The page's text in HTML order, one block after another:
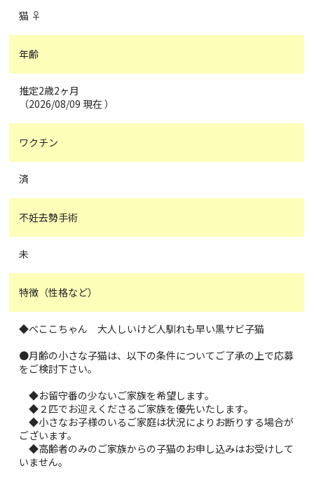
猫 ♀
年齢
推定2歳2ヶ月
（2026/08/09 現在 ）
ワクチン
済
不妊去勢手術
未
特徴（性格など）
◆べここちゃん 大人しいけど人馴れも早い黒サビ子猫
●月齢の小さな子猫は、以下の条件についてご了承の上で応募
をご検討下さい。
◆お留守番の少ないご家族を希望します。
◆２匹でお迎えくださるご家族を優先いたします。
◆小さなお子様のいるご家庭は状況によりお断りする場合が
ございます。
◆高齢者のみのご家族からの子猫のお申し込みはお受けして
いません。